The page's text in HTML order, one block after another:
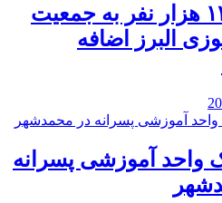
️سالانه ۱۲ هزار نفر به جمعیت
البرز اضافه
یک واحد آموزشی پسرانه